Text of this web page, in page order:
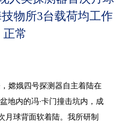
物所3台载荷均工作
正常
嫦娥四号探测器自主着陆在
地内的冯·卡门撞击坑内，成
月球背面软着陆。我所研制